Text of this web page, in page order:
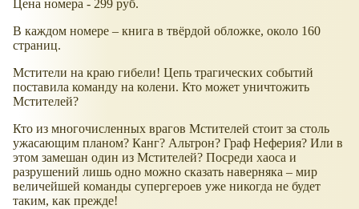
Цена номера - 299 руб.
В каждом номере – книга в твёрдой обложке, около 160
страниц.
Мстители на краю гибели! Цепь трагических событий
поставила команду на колени. Кто может уничтожить
Мстителей?
Кто из многочисленных врагов Мстителей стоит за столь
ужасающим планом? Канг? Альтрон? Граф Неферия? Или в
этом замешан один из Мстителей? Посреди хаоса и
разрушений лишь одно можно сказать наверняка – мир
величейшей команды супергероев уже никогда не будет
таким, как прежде!